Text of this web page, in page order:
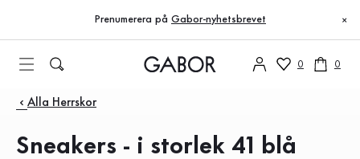
Till innehållsförteckning
Till huvudnavigation
Prenumerera på Gabor-nyhetsbrevet ×
0 0
Produkter
Alla Herrskor
Sneakers - i storlek 41 blå